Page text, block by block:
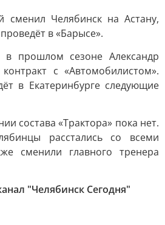
сменил Челябинск на Астану,
в «Барысе».
в прошлом сезоне Александр
с «Автомобилистом».
в Екатеринбурге следующие
состава «Трактора» пока нет.
расстались со всеми
сменили главного тренера
"Челябинск Сегодня"